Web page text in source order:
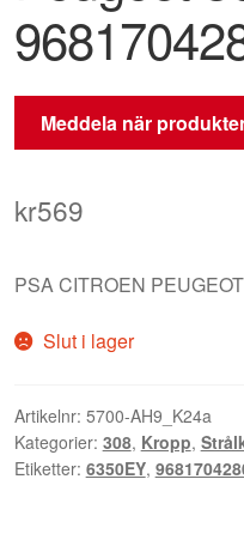
Meddela när
kr569
PSA CITROEN
Slut i lager
Artikelnr: 5700-AH9_K24a
Kategorier: 308, Kropp,
Etiketter: 6350EY,